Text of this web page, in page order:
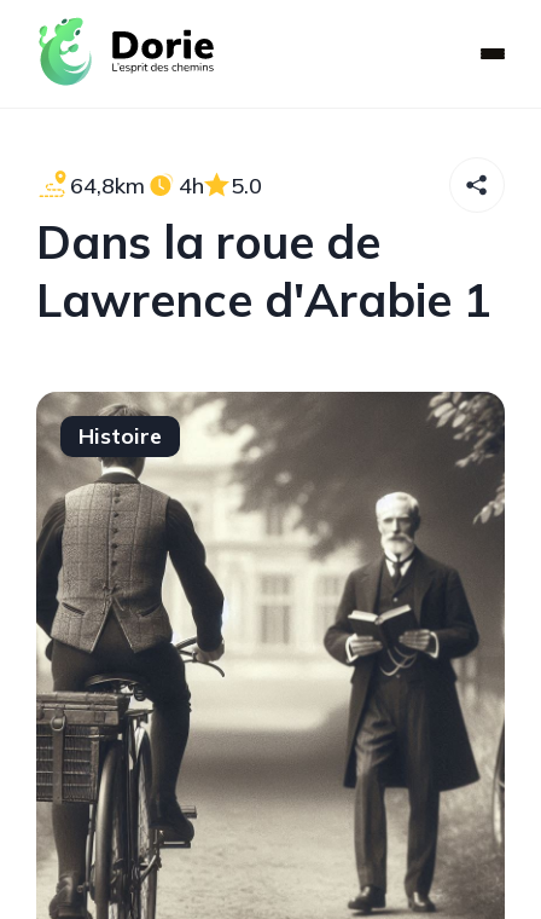
64,8km 4h 5.0
Dans la roue de
Lawrence d'Arabie 1
Histoire